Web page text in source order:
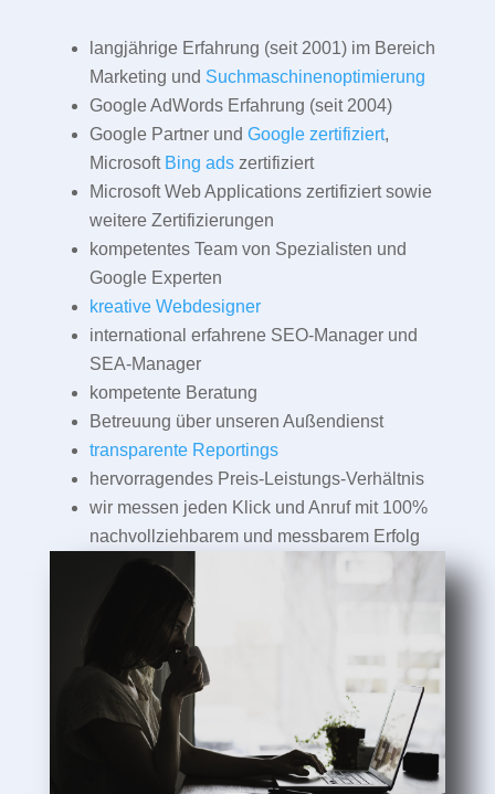
langjährige Erfahrung (seit 2001) im Bereich
Marketing und Suchmaschinenoptimierung
Google AdWords Erfahrung (seit 2004)
Google Partner und Google zertifiziert,
Microsoft Bing adszertifiziert
Microsoft Web Applications zertifiziert sowie
weitere Zertifizierungen
kompetentes Team von Spezialisten und
Google Experten
kreative Webdesigner
international erfahrene SEO-Manager und
SEA-Manager
kompetente Beratung
Betreuung über unseren Außendienst
transparente Reportings
hervorragendes Preis-Leistungs-Verhältnis
wir messen jeden Klick und Anruf mit 100%
nachvollziehbarem und messbarem Erfolg